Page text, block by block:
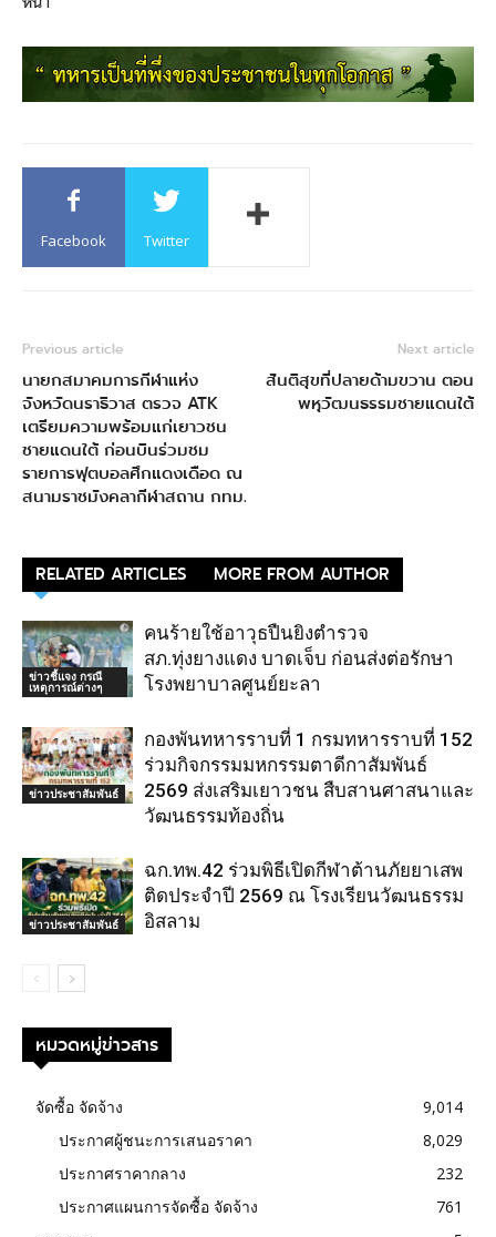
Facebook Twitter
Previous article
นายกสมาคมการกีฬาแห่ง
จังหวัดนราธิวาส ตรวจ ATK
เตรียมความพร้อมแก่เยาวชน
ชายแดนใต้ ก่อนบินร่วมชม
รายการฟุตบอลศึกแดงเดือด ณ
สนามราชมังคลากีฬาสถาน กทม.
Next article
สันติสุขที่ปลายด้ามขวาน ตอน
พหุวัฒนธรรมชายแดนใต้
RELATED ARTICLES MORE FROM AUTHOR
ข่าวชี้แจง กรณี
เหตุการณ์ต่างๆ
คนร้ายใช้อาวุธปืนยิงตำรวจ
สภ.ทุ่งยางแดง บาดเจ็บ ก่อนส่งต่อรักษา
โรงพยาบาลศูนย์ยะลา
ข่าวประชาสัมพันธ์
กองพันทหารราบที่ 1 กรมทหารราบที่ 152
ร่วมกิจกรรมมหกรรมตาดีกาสัมพันธ์
2569 ส่งเสริมเยาวชน สืบสานศาสนาและ
วัฒนธรรมท้องถิ่น
ข่าวประชาสัมพันธ์
ฉก.ทพ.42 ร่วมพิธีเปิดกีฬาต้านภัยยาเสพ
ติดประจำปี 2569 ณ โรงเรียนวัฒนธรรม
อิสลาม
หมวดหมู่ข่าวสาร
จัดซื้อ จัดจ้าง
9,014
ประกาศผู้ชนะการเสนอราคา
8,029
ประกาศราคากลาง
232
ประกาศแผนการจัดซื้อ จัดจ้าง
761